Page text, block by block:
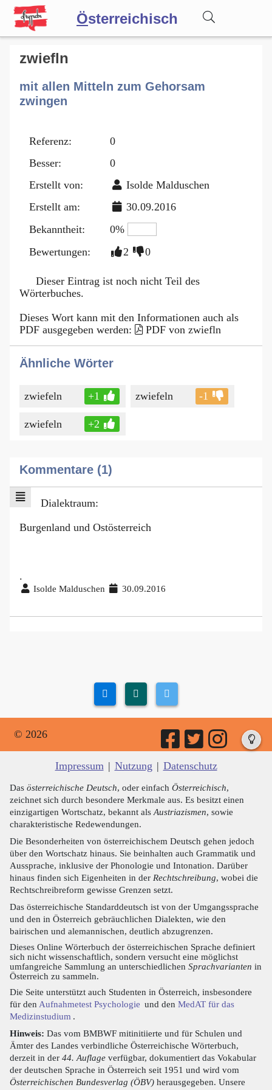
Österreichisch
Wörterbuch
Forum
zwiefln
mit allen Mitteln zum Gehorsam
zwingen
Referenz:
0
Besser:
0
Erstellt von:
Isolde Malduschen
Erstellt am:
30.09.2016
Bekanntheit:
0%
Bewertungen:
2 0
Dieser Eintrag ist noch nicht Teil des
Wörterbuches.
Dieses Wort kann mit den Informationen auch als
PDF ausgegeben werden:
PDF von zwiefln
Ähnliche Wörter
zwiefeln +1 zwiefeln -1
zwiefeln +2
Kommentare (1)
Dialektraum:
Burgenland und Ostösterreich
.
Isolde Malduschen 30.09.2016
© 2026
Impressum | Nutzung | Datenschutz
Das österreichische Deutsch, oder einfach Österreichisch,
zeichnet sich durch besondere Merkmale aus. Es besitzt einen
einzigartigen Wortschatz, bekannt als Austriazismen, sowie
charakteristische Redewendungen.
Die Besonderheiten von österreichischem Deutsch gehen jedoch
über den Wortschatz hinaus. Sie beinhalten auch Grammatik und
Aussprache, inklusive der Phonologie und Intonation. Darüber
hinaus finden sich Eigenheiten in der Rechtschreibung, wobei die
Rechtschreibreform gewisse Grenzen setzt.
Das österreichische Standarddeutsch ist von der Umgangssprache
und den in Österreich gebräuchlichen Dialekten, wie den
bairischen und alemannischen, deutlich abzugrenzen.
Dieses Online Wörterbuch der österreichischen Sprache definiert
sich nicht wissenschaftlich, sondern versucht eine möglichst
umfangreiche Sammlung an unterschiedlichen Sprachvarianten in
Österreich zu sammeln.
Die Seite unterstützt auch Studenten in Österreich, insbesondere
für den Aufnahmetest Psychologie und den MedAT für das
Medizinstudium .
Hinweis: Das vom BMBWF mitinitiierte und für Schulen und
Ämter des Landes verbindliche Österreichische Wörterbuch,
derzeit in der 44. Auflage verfügbar, dokumentiert das Vokabular
der deutschen Sprache in Österreich seit 1951 und wird vom
Österreichischen Bundesverlag (ÖBV) herausgegeben. Unsere